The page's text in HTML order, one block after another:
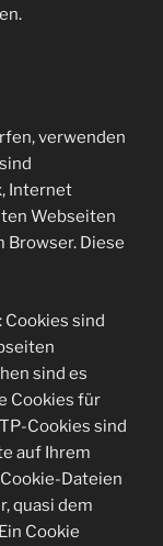
verwenden
Internet
Webseiten
Browser. Diese
Cookies sind
sind es
Cookies für
Cookies sind
auf Ihrem
Dateien
quasi dem
Cookie